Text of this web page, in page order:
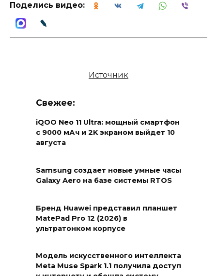
Поделись видео:
Источник
Свежее:
iQOO Neo 11 Ultra: мощный смартфон
с 9000 мАч и 2K экраном выйдет 10
августа
Samsung создает новые умные часы
Galaxy Aero на базе системы RTOS
Бренд Huawei представил планшет
MatePad Pro 12 (2026) в
ультратонком корпусе
Модель искусственного интеллекта
Meta Muse Spark 1.1 получила доступ